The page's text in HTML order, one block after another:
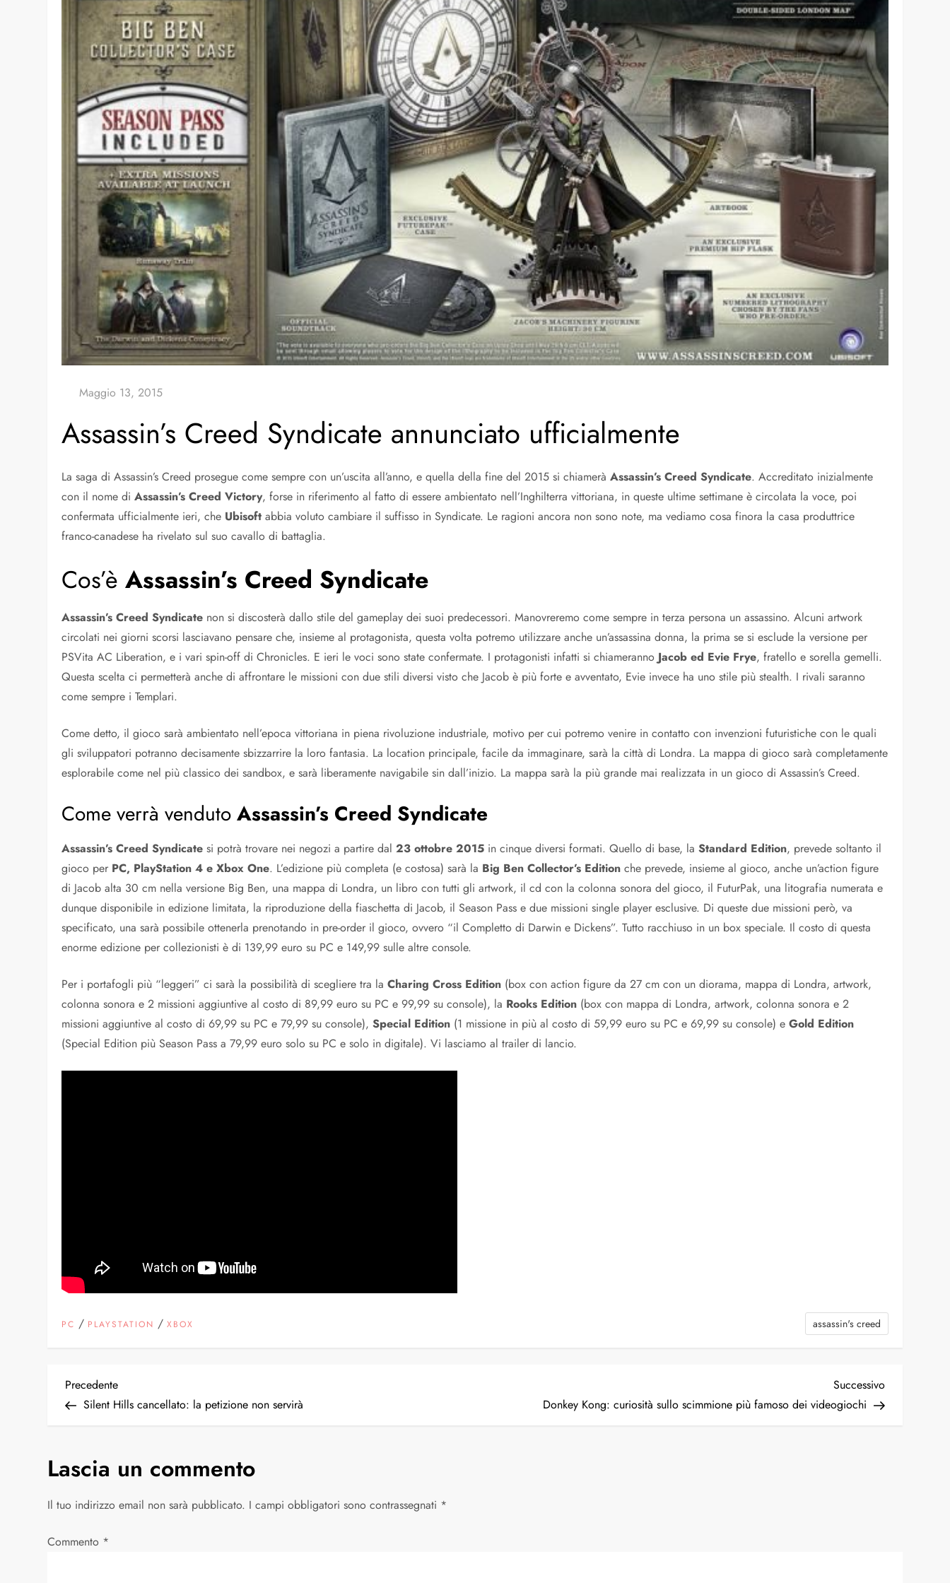
Assassin’s Creed Syndicate annunciato ufficialmente
La saga di Assassin’s Creed prosegue come sempre con un’uscita all’anno, e quella della fine del 2015 si chiameràAssassin’s Creed Syndicate. Accreditato inizialmente
con il nome diAssassin’s Creed Victory, forse in riferimento al fatto di essere ambientato nell’Inghilterra vittoriana, in queste ultime settimane è circolata la voce, poi
confermata ufficialmente ieri, che Ubisoft abbia voluto cambiare il suffisso in Syndicate. Le ragioni ancora non sono note, ma vediamo cosa finora la casa produttrice
franco-canadese ha rivelato sul suo cavallo di battaglia.
Cos’èAssassin’s Creed Syndicate
Assassin’s Creed Syndicate non si discosterà dallo stile del gameplay dei suoi predecessori. Manovreremo come sempre in terza persona un assassino. Alcuni artwork
circolati nei giorni scorsi lasciavano pensare che, insieme al protagonista, questa volta potremo utilizzare anche un’assassina donna, la prima se si esclude la versione per
PSVita AC Liberation, e i vari spin-off di Chronicles. E ieri le voci sono state confermate. I protagonisti infatti si chiameranno Jacob ed Evie Frye, fratello e sorella gemelli.
Questa scelta ci permetterà anche di affrontare le missioni con due stili diversi visto che Jacob è più forte e avventato, Evie invece ha uno stile più stealth. I rivali saranno
come sempre i Templari.
Come detto, il gioco sarà ambientato nell’epoca vittoriana in piena rivoluzione industriale, motivo per cui potremo venire in contatto con invenzioni futuristiche con le quali
gli sviluppatori potranno decisamente sbizzarrire la loro fantasia. La location principale, facile da immaginare, sarà la città di Londra. La mappa di gioco sarà completamente
esplorabile come nel più classico dei sandbox, e sarà liberamente navigabile sin dall’inizio. La mappa sarà la più grande mai realizzata in un gioco di Assassin’s Creed.
Come verrà vendutoAssassin’s Creed Syndicate
Assassin’s Creed Syndicate si potrà trovare nei negozi a partire dal 23 ottobre 2015 in cinque diversi formati. Quello di base, laStandard Edition, prevede soltanto il
gioco per PC, PlayStation 4 e Xbox One. L’edizione più completa (e costosa) sarà la Big Ben Collector’s Edition che prevede, insieme al gioco, anche un’action figure
di Jacob alta 30 cm nella versione Big Ben, una mappa di Londra, un libro con tutti gli artwork, il cd con la colonna sonora del gioco, il FuturPak, una litografia numerata e
dunque disponibile in edizione limitata, la riproduzione della fiaschetta di Jacob, il Season Pass e due missioni single player esclusive. Di queste due missioni però, va
specificato, una sarà possibile ottenerla prenotando in pre-order il gioco, ovvero “il Completto di Darwin e Dickens”. Tutto racchiuso in un box speciale. Il costo di questa
enorme edizione per collezionisti è di 139,99 euro su PC e 149,99 sulle altre console.
Per i portafogli più “leggeri” ci sarà la possibilità di scegliere tra laCharing Cross Edition (box con action figure da 27 cm con un diorama, mappa di Londra, artwork,
colonna sonora e 2 missioni aggiuntive al costo di 89,99 euro su PC e 99,99 su console), la Rooks Edition (box con mappa di Londra, artwork, colonna sonora e 2
missioni aggiuntive al costo di 69,99 su PC e 79,99 su console),Special Edition (1 missione in più al costo di 59,99 euro su PC e 69,99 su console) eGold Edition
(Special Edition più Season Pass a 79,99 euro solo su PC e solo in digitale). Vi lasciamo al trailer di lancio.
PC / PLAYSTATION /XBOX assassin's creed
N
v
a
Articolo
precedente
Precedente
Silent Hills cancellato: la petizione non servirà
Articolo
successivo
Successivo
Donkey Kong: curiosità sullo scimmione più famoso dei videogiochi
Lascia un commento
Il tuo indirizzo email non sarà pubblicato. I campi obbligatori sono contrassegnati *
Commento *